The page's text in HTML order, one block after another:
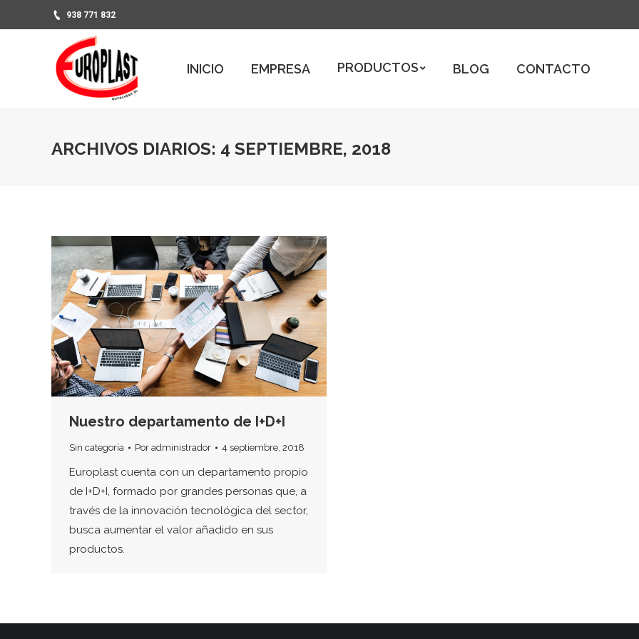
938 771 832
INICIO EMPRESA PRODUCTOS BLOG CONTACTO
ARCHIVOS DIARIOS: 4 SEPTIEMBRE, 2018
Nuestro departamento de I+D+I
Sin categoría Por administrador 4 septiembre, 2018
Europlast cuenta con un departamento propio
de I+D+I, formado por grandes personas que, a
través de la innovación tecnológica del sector,
busca aumentar el valor añadido en sus
productos.